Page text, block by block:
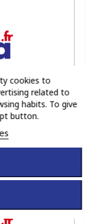
cookies to
related to
habits. To give
button.